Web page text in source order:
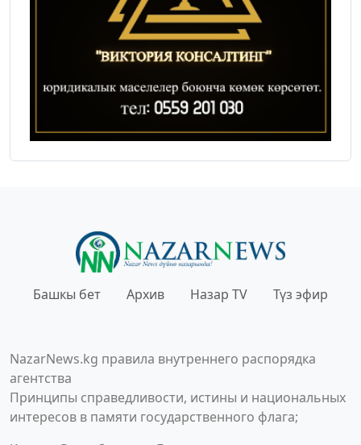
Башкы бет Архив Назар TV Түз эфир
NazarNews.kg правила внутреннего распорядка
агентства
Принципы справедливости, истины и национальных
интересов в памяти государственного флага;